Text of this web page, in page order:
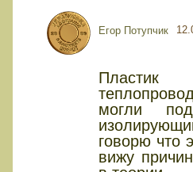
Егор Потупчик
могли
говорю что
вижу